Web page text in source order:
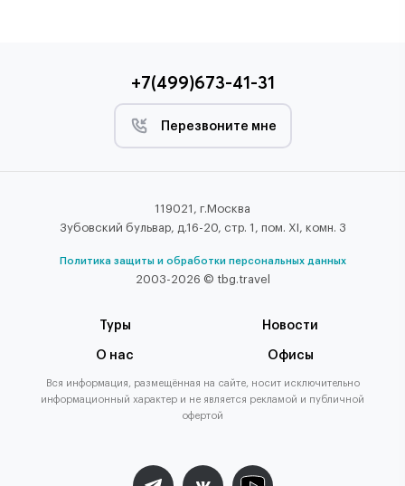
+7(499)673-41-31
Перезвоните мне
119021, г.Москва
Зубовский бульвар, д.16-20, стр. 1, пом. XI, комн. 3
Политика защиты и обработки персональных данных
2003-2026 © tbg.travel
Туры Новости
О нас Офисы
Вся информация, размещённая на сайте, носит исключительно
информационный характер и не является рекламой и публичной
офертой